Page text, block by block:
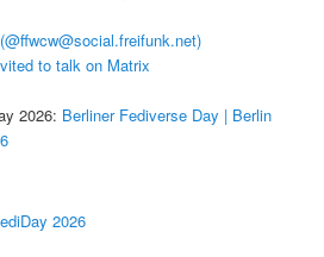
to talk on Matrix
2026: Berliner Fediverse Day | Berlin
2026